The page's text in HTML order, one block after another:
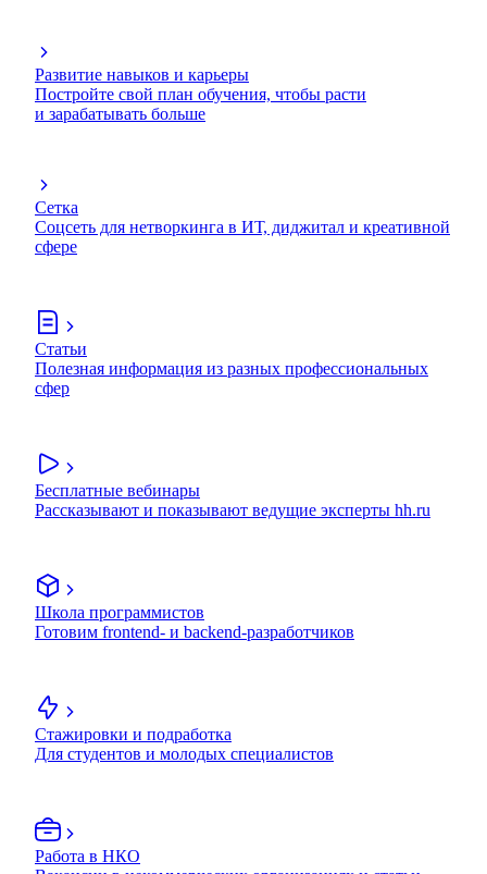
Развитие навыков и карьеры
Постройте свой план обучения, чтобы расти
и зарабатывать больше
Сетка
Соцсеть для нетворкинга в ИТ, диджитал и креативной
сфере
Статьи
Полезная информация из разных профессиональных
сфер
Бесплатные вебинары
Рассказывают и показывают ведущие эксперты hh.ru
Школа программистов
Готовим frontend- и backend-разработчиков
Стажировки и подработка
Для студентов и молодых специалистов
Работа в НКО